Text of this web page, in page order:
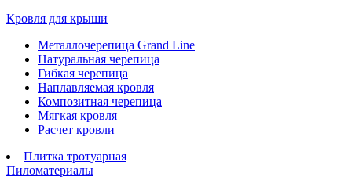
Кровля для крыши
Металлочерепица Grand Line
Натуральная черепица
Гибкая черепица
Наплавляемая кровля
Композитная черепица
Мягкая кровля
Расчет кровли
Плитка тротуарная
Пиломатериалы